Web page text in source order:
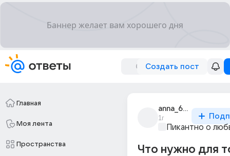
Создать пост
Главная
Моя лента
Пространства
anna_68900
1г
Пикантно о
Что нужно для